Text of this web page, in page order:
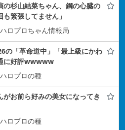
の杉山結菜ちゃん、鋼の心臓の
緊張してません」
ハロプロちゃん情報局
の「革命道中」「最上級にかわ
に好評wwwww
ハロプロの種
がお前ら好みの美女になってき
ハロプロの種